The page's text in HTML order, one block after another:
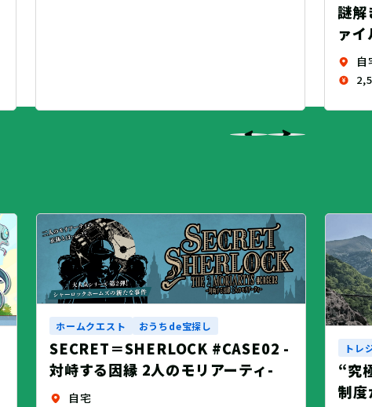
ホームクエスト おうちde宝探し
SECRET＝SHERLOCK #CASE02 -
対峙する因縁 2人のモリアーティ-
自宅
トレ
“究
制度